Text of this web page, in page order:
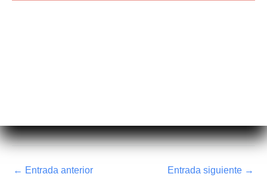
← Entrada anterior Entrada siguiente →